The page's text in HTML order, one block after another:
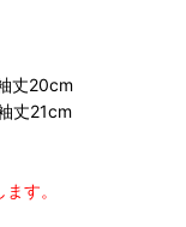
丈20cm
21cm
す。